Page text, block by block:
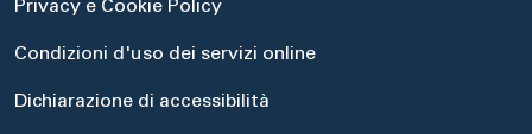
Privacy e Cookie Policy
Condizioni d'uso dei servizi online
Dichiarazione di accessibilità